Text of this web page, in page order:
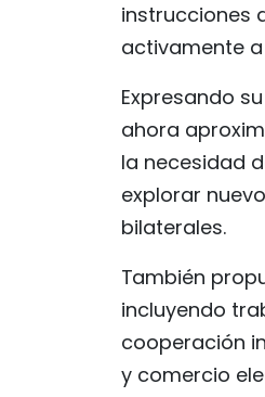
instrucciones
activamente
Expresando
ahora
la necesidad
explorar
bilaterales.
También
incluyendo
cooperación
y comercio